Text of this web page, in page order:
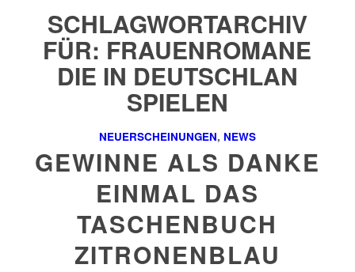
SCHLAGWORTARCHIV
FÜR: FRAUENROMANE
DIE IN DEUTSCHLAN
SPIELEN
NEUERSCHEINUNGEN, NEWS
GEWINNE ALS DANKE
EINMAL DAS
TASCHENBUCH
ZITRONENBLAU